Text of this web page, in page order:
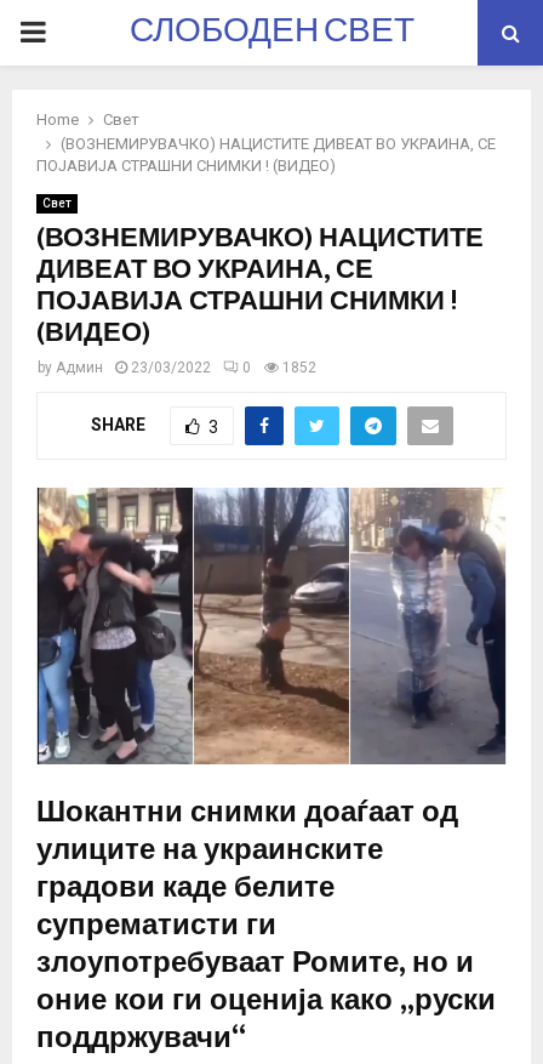
PRIMARYСЛОБОДЕН СВЕТ
Home
Свет
(ВОЗНЕМИРУВАЧКО) НАЦИСТИТЕ ДИВЕАТ ВО УКРАИНА, СЕ
ПОЈАВИЈА СТРАШНИ СНИМКИ ! (ВИДЕО)
Свет
(ВОЗНЕМИРУВАЧКО) НАЦИСТИТЕ
ДИВЕАТ ВО УКРАИНА, СЕ
ПОЈАВИЈА СТРАШНИ СНИМКИ !
(ВИДЕО)
by Админ 23/03/2022 0 1852
SHARE 3
Шокантни снимки доаѓаат од
улиците на украинските
градови каде белите
супрематисти ги
злоупотребуваат Ромите, но и
оние кои ги оценија како „руски
поддржувачи“